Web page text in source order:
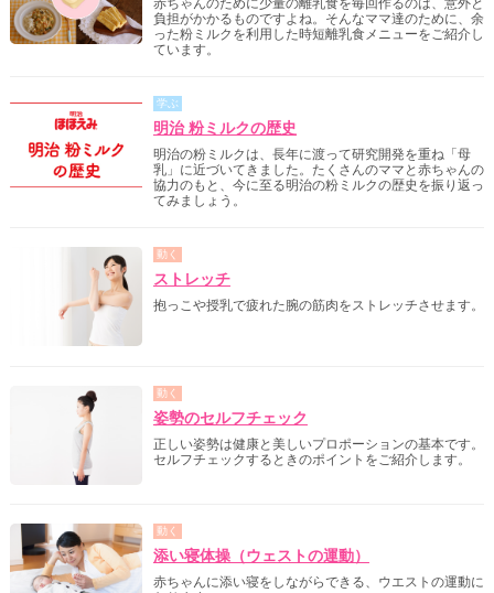
負担がかかるものですよね。そんなママ達のために、余
った粉ミルクを利用した時短離乳食メニューをご紹介し
ています。
学ぶ
明治 粉ミルクの歴史
明治の粉ミルクは、長年に渡って研究開発を重ね「母
乳」に近づいてきました。たくさんのママと赤ちゃんの
協力のもと、今に至る明治の粉ミルクの歴史を振り返っ
てみましょう。
動く
ストレッチ
抱っこや授乳で疲れた腕の筋肉をストレッチさせます。
動く
姿勢のセルフチェック
正しい姿勢は健康と美しいプロポーションの基本です。
セルフチェックするときのポイントをご紹介します。
動く
添い寝体操（ウェストの運動）
赤ちゃんに添い寝をしながらできる、ウエストの運動に